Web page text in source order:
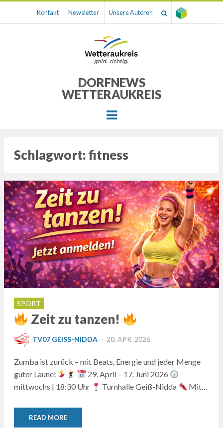
Kontakt Newsletter Unsere Autoren
DORFNEWS
WETTERAUKREIS
Menu
Schlagwort: fitness
SPORT
Zeit zu tanzen!
TV07 GEISS-NIDDA
POSTED
20. APR. 2026
Zumba ist zurück – mit Beats, Energie und jeder Menge
guter Laune!
29. April – 17. Juni 2026
mittwochs | 18:30 Uhr
Turnhalle Geiß-Nidda Mit…
READ MORE